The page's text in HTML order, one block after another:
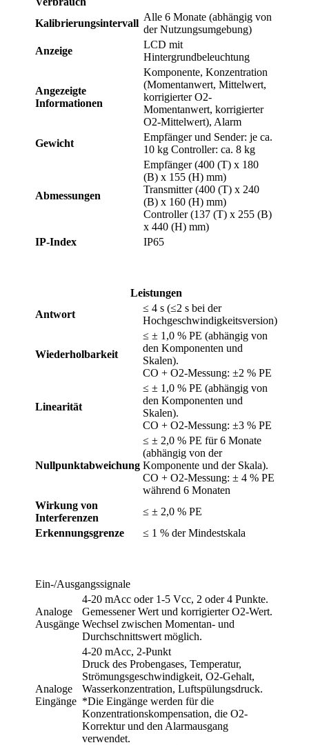
Kalibrierungsintervall
Alle 6 Monate (abhängig von
der Nutzungsumgebung)
Anzeige
LCD mit
Hintergrundbeleuchtung
Angezeigte
Informationen
Komponente, Konzentration
(Momentanwert, Mittelwert,
korrigierter O2-
Momentanwert, korrigierter
O2-Mittelwert), Alarm
Gewicht
Empfänger und Sender: je ca.
10 kg Controller: ca. 8 kg
Abmessungen
Empfänger (400 (T) x 180
(B) x 155 (H) mm)
Transmitter (400 (T) x 240
(B) x 160 (H) mm)
Controller (137 (T) x 255 (B)
x 440 (H) mm)
IP-Index
IP65
Leistungen
Antwort
≤ 4 s (≤2 s bei der
Hochgeschwindigkeitsversion)
Wiederholbarkeit
≤ ± 1,0 % PE (abhängig von
den Komponenten und
Skalen).
CO + O2-Messung: ±2 % PE
Linearität
≤ ± 1,0 % PE (abhängig von
den Komponenten und
Skalen).
CO + O2-Messung: ±3 % PE
Nullpunktabweichung
≤ ± 2,0 % PE für 6 Monate
(abhängig von der
Komponente und der Skala).
CO + O2-Messung: ± 4 % PE
während 6 Monaten
Wirkung von
Interferenzen
≤ ± 2,0 % PE
Erkennungsgrenze
≤ 1 % der Mindestskala
Ein-/Ausgangssignale
Analoge
Ausgänge
4-20 mAcc oder 1-5 Vcc, 2 oder 4 Punkte.
Gemessener Wert und korrigierter O2-Wert.
Wechsel zwischen Momentan- und
Durchschnittswert möglich.
Analoge
Eingänge
4-20 mAcc, 2-Punkt
Druck des Probengases, Temperatur,
Strömungsgeschwindigkeit, O2-Gehalt,
Wasserkonzentration, Luftspülungsdruck.
*Die Eingänge werden für die
Konzentrationskompensation, die O2-
Korrektur und den Alarmausgang
verwendet.